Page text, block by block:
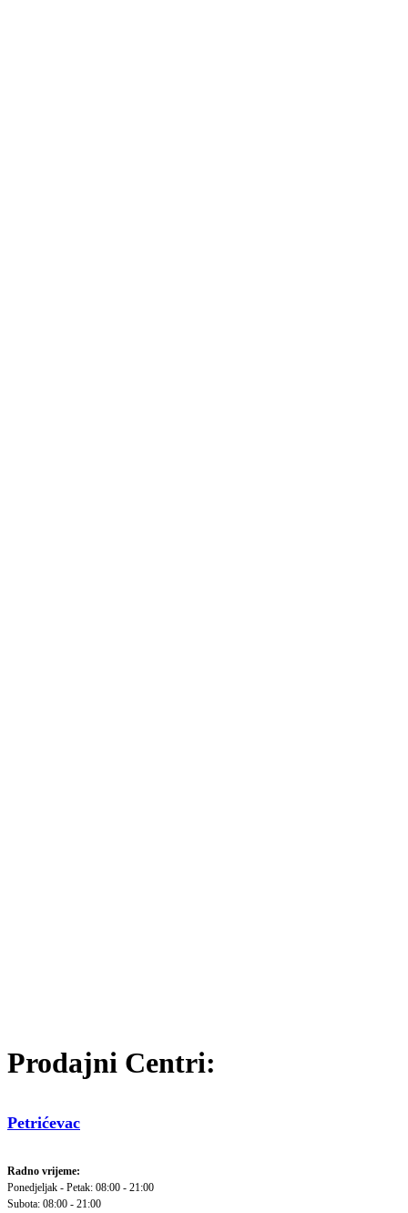
Prodajni Centri:
Petrićevac
Radno vrijeme:
Ponedjeljak - Petak: 08:00 - 21:00
Subota: 08:00 - 21:00